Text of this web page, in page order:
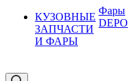
КУЗОВНЫЕ
ЗАПЧАСТИ
И ФАРЫ
Фары
DEPO